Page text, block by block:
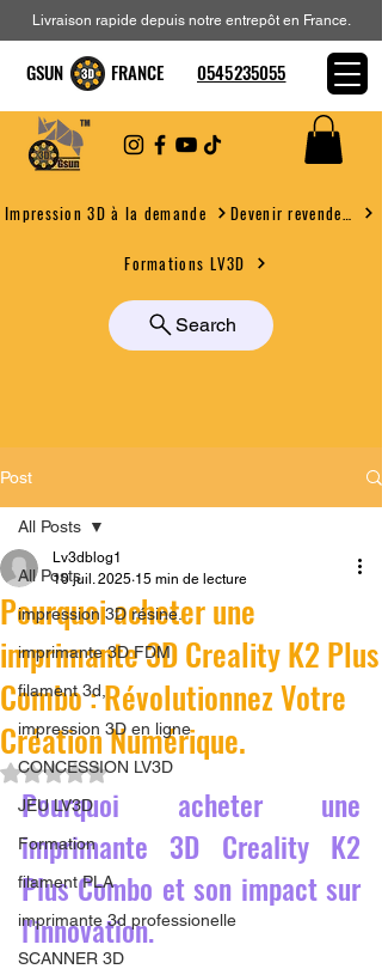
Impression 3D à la demande
Formations LV3D
Search
Livraison rapide depuis notre entrepôt en France.
GSUN FRANCE 0545235055
Post
All Posts
impression 3D résine.
imprimante 3D FDM
filament 3d,
impression 3D en ligne
CONCESSION LV3D
JEU LV3D
Formation
filament PLA
imprimante 3d professionelle
SCANNER 3D
All Posts
Pourquoi acheter une
imprimante 3D Creality K2 Plus
Combo : Révolutionnez Votre
Création Numérique.
Lv3dblog1
10 juil. 2025 15 min de lecture
Noté NaN étoiles sur 5.
Pourquoi acheter une
imprimante 3D Creality K2
Plus Combo et son impact sur
l'innovation.